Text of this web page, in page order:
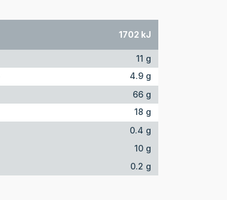
1702 kJ
11 g
4.9 g
66 g
18 g
0.4 g
10 g
0.2 g